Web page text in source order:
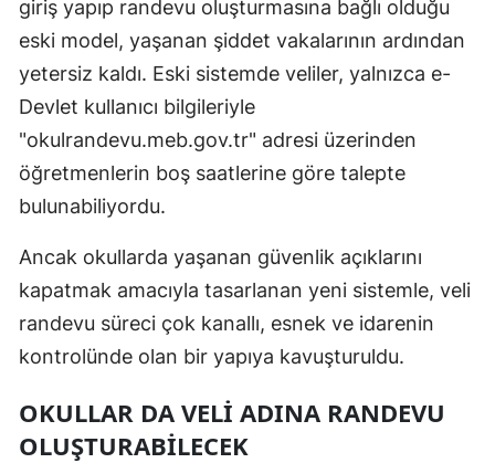
giriş yapıp randevu oluşturmasına bağlı olduğu
eski model, yaşanan şiddet vakalarının ardından
yetersiz kaldı. Eski sistemde veliler, yalnızca e-
Devlet kullanıcı bilgileriyle
"okulrandevu.meb.gov.tr" adresi üzerinden
öğretmenlerin boş saatlerine göre talepte
bulunabiliyordu.
Ancak okullarda yaşanan güvenlik açıklarını
kapatmak amacıyla tasarlanan yeni sistemle, veli
randevu süreci çok kanallı, esnek ve idarenin
kontrolünde olan bir yapıya kavuşturuldu.
OKULLAR DA VELİ ADINA RANDEVU
OLUŞTURABİLECEK